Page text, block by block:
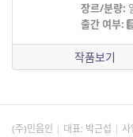
장르/분량:
출간 여부:
작품보기
(주)민음인 대표: 박근섭